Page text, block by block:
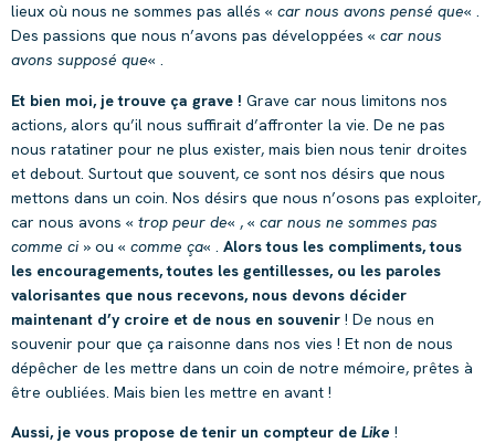
lieux où nous ne sommes pas allés « car nous avons pensé que« .
Des passions que nous n’avons pas développées « car nous
avons supposé que« .
Et bien moi, je trouve ça grave ! Grave car nous limitons nos
actions, alors qu’il nous suffirait d’affronter la vie. De ne pas
nous ratatiner pour ne plus exister, mais bien nous tenir droites
et debout. Surtout que souvent, ce sont nos désirs que nous
mettons dans un coin. Nos désirs que nous n’osons pas exploiter,
car nous avons « trop peur de« , « car nous ne sommes pas
comme ci » ou « comme ça« . Alors tous les compliments, tous
les encouragements, toutes les gentillesses, ou les paroles
valorisantes que nous recevons, nous devons décider
maintenant d’y croire et de nous en souvenir ! De nous en
souvenir pour que ça raisonne dans nos vies ! Et non de nous
dépêcher de les mettre dans un coin de notre mémoire, prêtes à
être oubliées. Mais bien les mettre en avant !
Aussi, je vous propose de tenir un compteur de Like !